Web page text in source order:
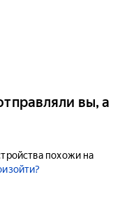
вы, а
похожи на